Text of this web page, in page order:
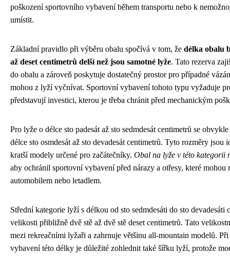
poškození sportovního vybavení během transportu nebo k
umístit.
Základní pravidlo při výběru obalu spočívá v tom, že délka obalu
až deset centimetrů delší než jsou samotné lyže. Tato rezerva
do obalu a zároveň poskytuje dostatečný prostor pro případné
mohou z lyží vyčnívat. Sportovní vybavení tohoto typu vyžaduje
představují investici, kterou je třeba chránit před mechanickým
Pro lyže o délce sto padesát až sto sedmdesát centimetrů se
délce sto osmdesát až sto devadesát centimetrů. Tyto rozměry
kratší modely určené pro začátečníky. Obal na lyže v této kategorii
aby ochránil sportovní vybavení před nárazy a otřesy, které mohou
automobilem nebo letadlem.
Střední kategorie lyží s délkou od sto sedmdesáti do sto
velikosti přibližně dvě stě až dvě stě deset centimetrů. Tato
mezi rekreačními lyžaři a zahrnuje většinu all-mountain modelů.
vybavení této délky je důležité zohlednit také šířku lyží, protože